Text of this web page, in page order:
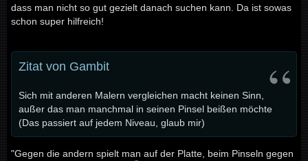
dass man nicht so gut gezielt danach suchen kann. Da ist sowas
schon super hilfreich!
Zitat von Gambit
Sich mit anderen Malern vergleichen macht keinen Sinn,
außer das man manchmal in seinen Pinsel beißen möchte
(Das passiert auf jedem Niveau, glaub mir)
"Gegen die andern spielt man auf der Platte, beim Pinseln gegen